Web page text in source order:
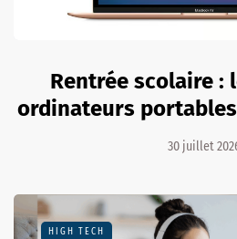
Rentrée scolaire :
ordinateurs
30 juillet
HIGH TECH